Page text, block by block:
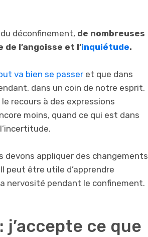
déconfinement, de nombreuses
l’angoisse et l’inquiétude.
va bien se passer et que dans
dans un coin de notre esprit,
recours à des expressions
moins, quand ce qui est dans
devons appliquer des changements
peut être utile d’apprendre
nervosité pendant le confinement.
ce que